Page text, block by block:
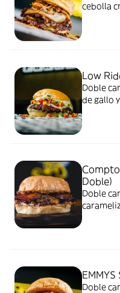
cebolla
Low
Doble
de gallo
Doble)
Doble
Doble